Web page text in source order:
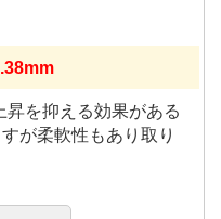
昇を抑える効果がある
が柔軟性もあり取り